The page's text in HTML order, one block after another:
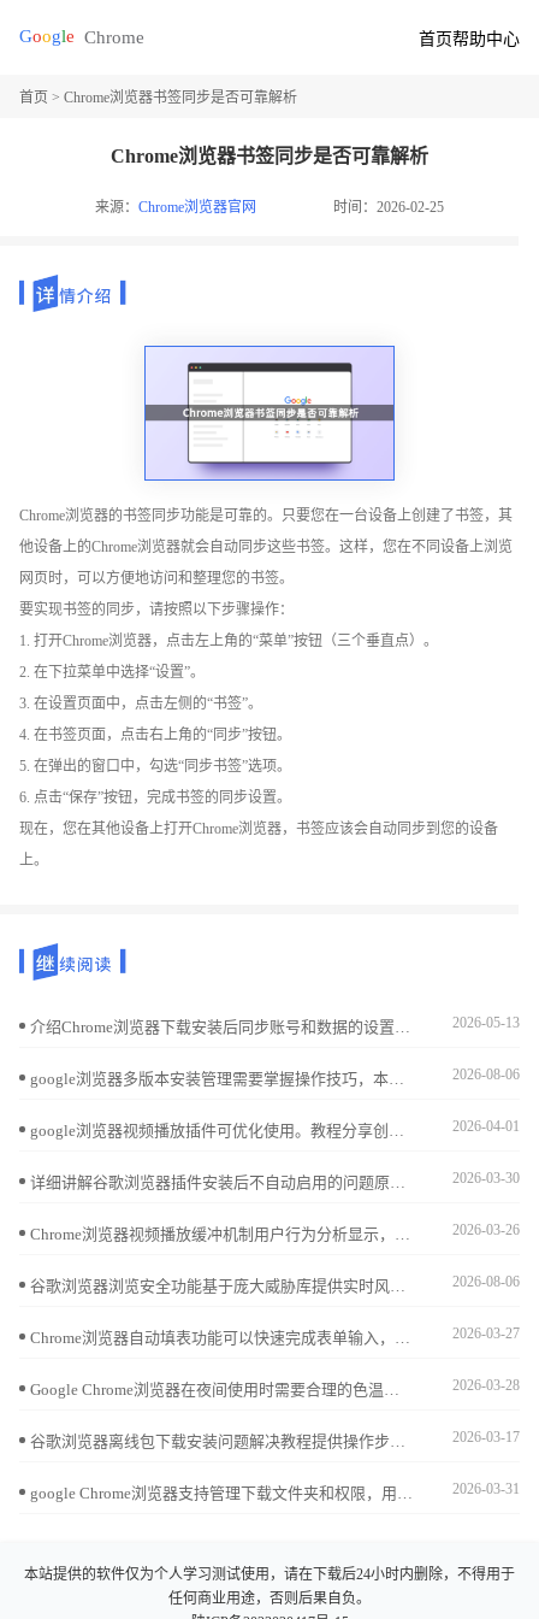
首页帮助中心
首页 > Chrome浏览器书签同步是否可靠解析
Chrome浏览器书签同步是否可靠解析
来源：Chrome浏览器官网 时间：2026-02-25
Chrome浏览器的书签同步功能是可靠的。只要您在一台设备上创建了书签，其
他设备上的Chrome浏览器就会自动同步这些书签。这样，您在不同设备上浏览
网页时，可以方便地访问和整理您的书签。
要实现书签的同步，请按照以下步骤操作：
1. 打开Chrome浏览器，点击左上角的“菜单”按钮（三个垂直点）。
2. 在下拉菜单中选择“设置”。
3. 在设置页面中，点击左侧的“书签”。
4. 在书签页面，点击右上角的“同步”按钮。
5. 在弹出的窗口中，勾选“同步书签”选项。
6. 点击“保存”按钮，完成书签的同步设置。
现在，您在其他设备上打开Chrome浏览器，书签应该会自动同步到您的设备
上。
2026-05-13
2026-08-06
2026-04-01
2026-03-30
2026-03-26
2026-08-06
2026-03-27
2026-03-28
2026-03-17
2026-03-31
本站提供的软件仅为个人学习测试使用，请在下载后24小时内删除，不得用于
任何商业用途，否则后果自负。